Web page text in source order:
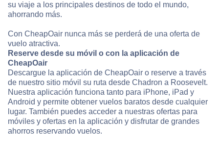
su viaje a los principales destinos de todo el mundo,
ahorrando más.
Con CheapOair nunca más se perderá de una oferta de
vuelo atractiva.
Reserve desde su móvil o con la aplicación de
CheapOair
Descargue la aplicación de CheapOair o reserve a través
de nuestro sitio móvil su ruta desde Chadron a Roosevelt.
Nuestra aplicación funciona tanto para iPhone, iPad y
Android y permite obtener vuelos baratos desde cualquier
lugar. También puedes acceder a nuestras ofertas para
móviles y ofertas en la aplicación y disfrutar de grandes
ahorros reservando vuelos.